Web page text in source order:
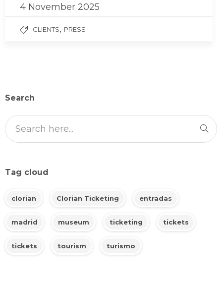
4 November 2025
CLIENTS, PRESS
Search
Tag cloud
clorian Clorian Ticketing entradas
madrid museum ticketing tickets
tickets tourism turismo